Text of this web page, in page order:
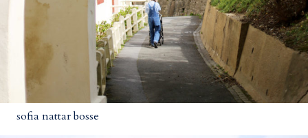
sofia nattar bosse